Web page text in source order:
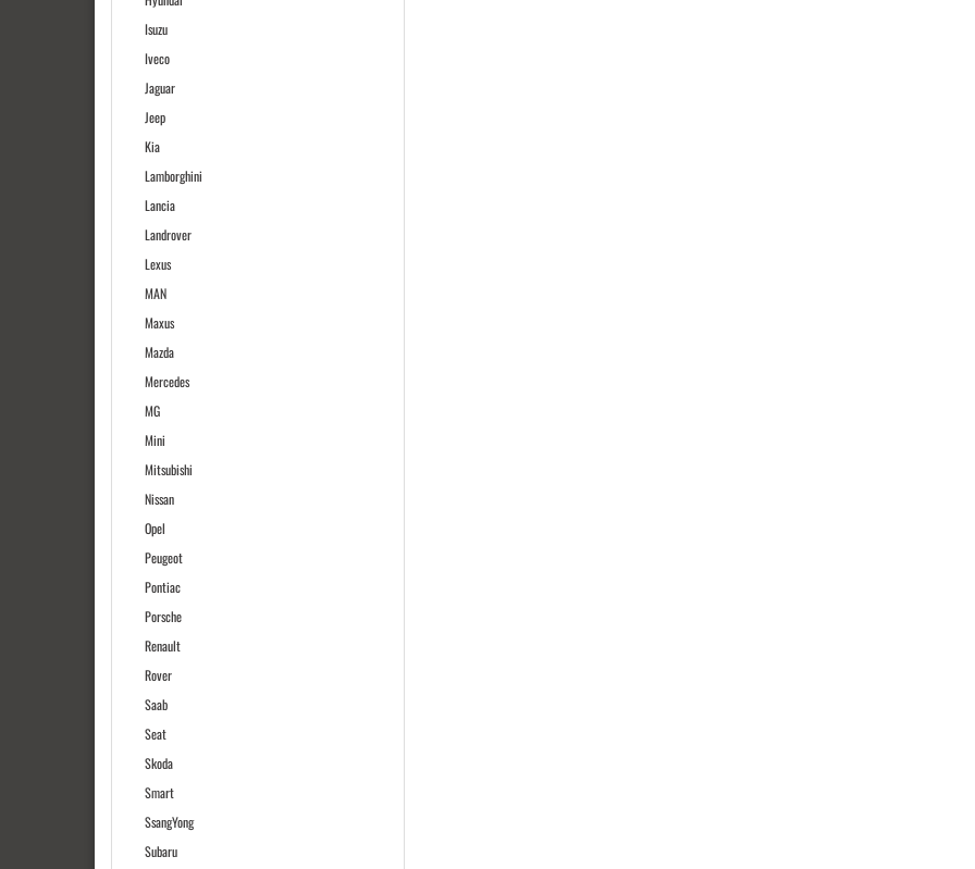
Isuzu
Iveco
Jaguar
Jeep
Kia
Lamborghini
Lancia
Landrover
Lexus
MAN
Maxus
Mazda
Mercedes
MG
Mini
Mitsubishi
Nissan
Opel
Peugeot
Pontiac
Porsche
Renault
Rover
Saab
Seat
Skoda
Smart
SsangYong
Subaru